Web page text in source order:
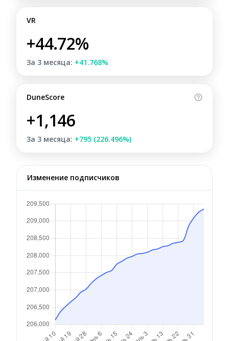
VR
+44.72%
За 3 месяца: +41.768%
DuneScore
+1,146
За 3 месяца: +795 (226.496%)
Изменение подписчиков